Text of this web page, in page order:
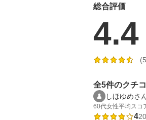
総合評価
4.4
全5件のクチ
しほゆめさ
60代女性平均スコ
4